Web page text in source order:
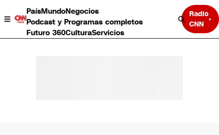
PaísMundoNegocios
Podcast y Programas completos
Futuro 360CulturaServicios
Radio
CNN